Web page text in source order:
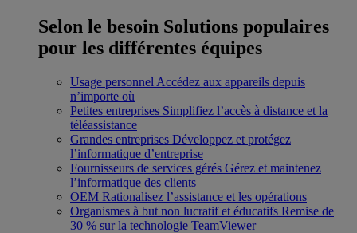
Selon le besoin Solutions populaires
pour les différentes équipes
Usage personnel Accédez aux appareils depuis
n’importe où
Petites entreprises Simplifiez l’accès à distance et la
téléassistance
Grandes entreprises Développez et protégez
l’informatique d’entreprise
Fournisseurs de services gérés Gérez et maintenez
l’informatique des clients
OEM Rationalisez l’assistance et les opérations
Organismes à but non lucratif et éducatifs Remise de
30 % sur la technologie TeamViewer